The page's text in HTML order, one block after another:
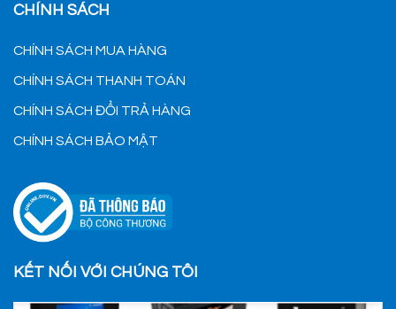
CHÍNH SÁCH
CHÍNH SÁCH MUA HÀNG
CHÍNH SÁCH THANH TOÁN
CHÍNH SÁCH ĐỔI TRẢ HÀNG
CHÍNH SÁCH BẢO MẬT
KẾT NỐI VỚI CHÚNG TÔI